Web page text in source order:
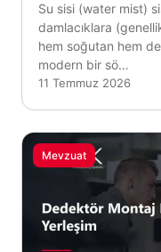
Su sisi (water mist)
damlacıklara
hem soğutan hem
modern bir sö…
11 Temmuz 2026
Mevzuat